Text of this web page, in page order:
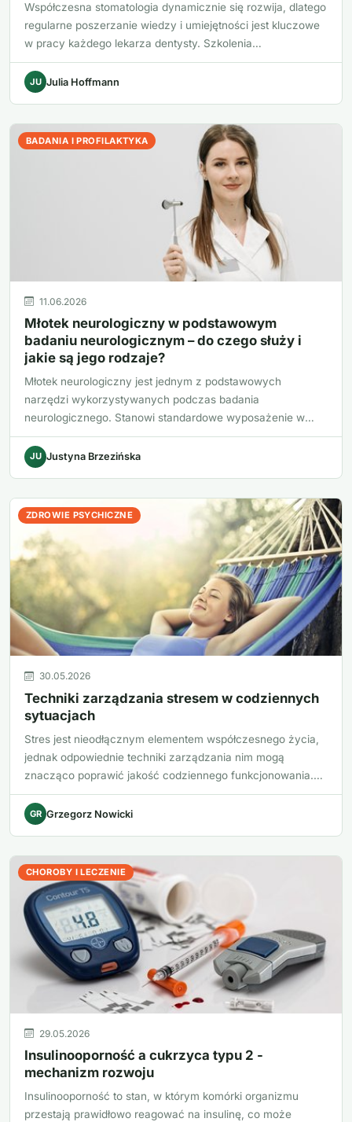
Współczesna stomatologia dynamicznie się rozwija, dlatego
regularne poszerzanie wiedzy i umiejętności jest kluczowe
w pracy każdego lekarza dentysty. Szkolenia…
JU Julia Hoffmann
BADANIA I PROFILAKTYKA
11.06.2026
Młotek neurologiczny w podstawowym
badaniu neurologicznym – do czego służy i
jakie są jego rodzaje?
Młotek neurologiczny jest jednym z podstawowych
narzędzi wykorzystywanych podczas badania
neurologicznego. Stanowi standardowe wyposażenie w
gabinetach neurolo…
JU Justyna Brzezińska
ZDROWIE PSYCHICZNE
30.05.2026
Techniki zarządzania stresem w codziennych
sytuacjach
Stres jest nieodłącznym elementem współczesnego życia,
jednak odpowiednie techniki zarządzania nim mogą
znacząco poprawić jakość codziennego funkcjonowania.
Po…
GR Grzegorz Nowicki
CHOROBY I LECZENIE
29.05.2026
Insulinooporność a cukrzyca typu 2 -
mechanizm rozwoju
Insulinooporność to stan, w którym komórki organizmu
przestają prawidłowo reagować na insulinę, co może